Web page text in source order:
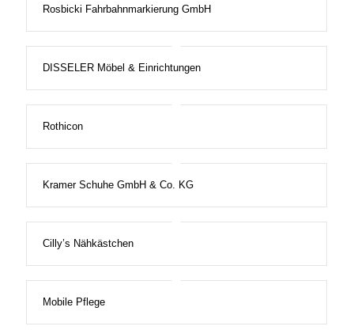
Rosbicki Fahrbahnmarkierung GmbH
DISSELER Möbel & Einrichtungen
Rothicon
Kramer Schuhe GmbH & Co. KG
Cilly’s Nähkästchen
Mobile Pflege